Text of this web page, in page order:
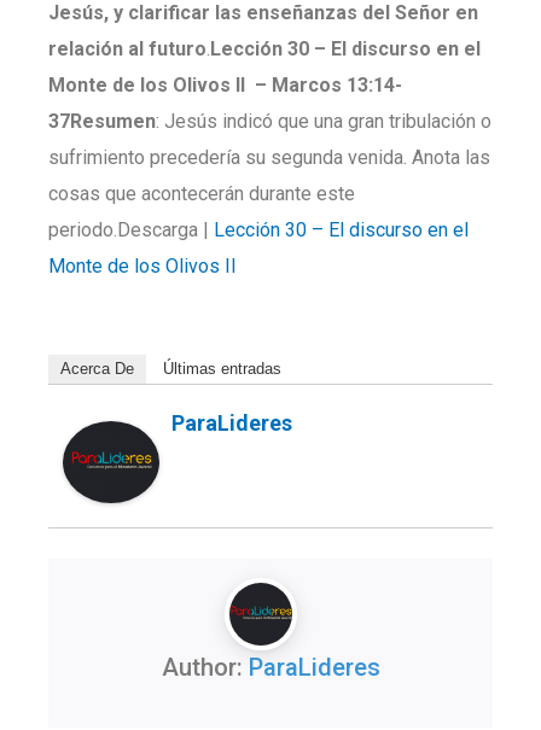
Jesús, y clarificar las enseñanzas del Señor en
relación al futuro.Lección 30 – El discurso en el
Monte de los Olivos II – Marcos 13:14-
37Resumen: Jesús indicó que una gran tribulación o
sufrimiento precedería su segunda venida. Anota las
cosas que acontecerán durante este
periodo.Descarga | Lección 30 – El discurso en el
Monte de los Olivos II
Acerca De Últimas entradas
ParaLideres
Author: ParaLideres